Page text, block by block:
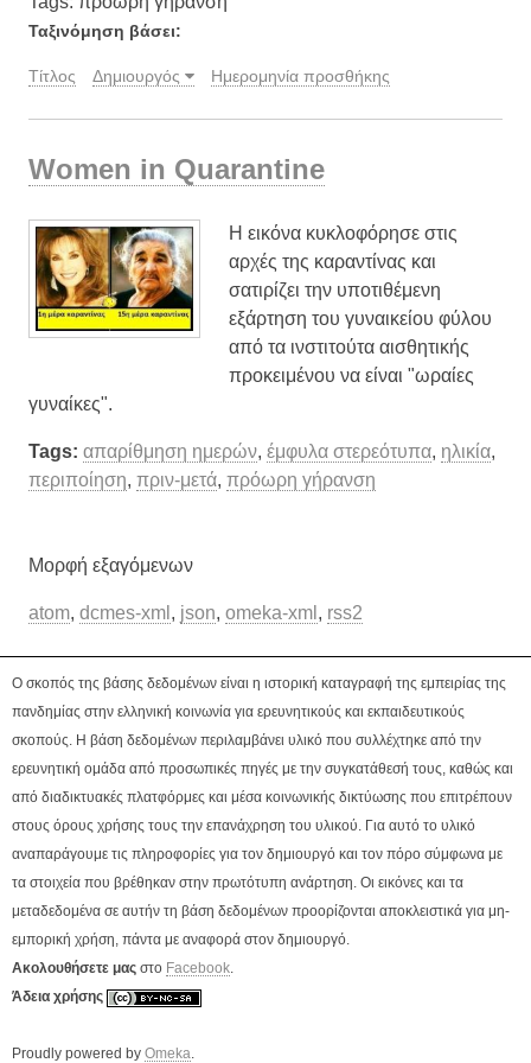
Ταξινόμηση βάσει:
Τίτλος Δημιουργός Ημερομηνία προσθήκης
Women in Quarantine
Η εικόνα κυκλοφόρησε στις
αρχές της καραντίνας και
σατιρίζει την υποτιθέμενη
εξάρτηση του γυναικείου φύλου
από τα ινστιτούτα αισθητικής
προκειμένου να είναι "ωραίες
γυναίκες".
Tags: απαρίθμηση ημερών, έμφυλα στερεότυπα, ηλικία,
περιποίηση, πριν-μετά, πρόωρη γήρανση
Μορφή εξαγόμενων
atom, dcmes-xml , json, omeka-xml , rss2
Ο σκοπός της βάσης δεδομένων είναι η ιστορική καταγραφή της εμπειρίας της
πανδημίας στην ελληνική κοινωνία για ερευνητικούς και εκπαιδευτικούς
σκοπούς. Η βάση δεδομένων περιλαμβάνει υλικό που συλλέχτηκε από την
ερευνητική ομάδα από προσωπικές πηγές με την συγκατάθεσή τους, καθώς και
από διαδικτυακές πλατφόρμες και μέσα κοινωνικής δικτύωσης που επιτρέπουν
στους όρους χρήσης τους την επανάχρηση του υλικού. Για αυτό το υλικό
αναπαράγουμε τις πληροφορίες για τον δημιουργό και τον πόρο σύμφωνα με
τα στοιχεία που βρέθηκαν στην πρωτότυπη ανάρτηση. Οι εικόνες και τα
μεταδεδομένα σε αυτήν τη βάση δεδομένων προορίζονται αποκλειστικά για μη-
εμπορική χρήση, πάντα με αναφορά στον δημιουργό.
Ακολουθήσετε μας στο Facebook
Άδεια χρήσης
Proudly powered by Omeka